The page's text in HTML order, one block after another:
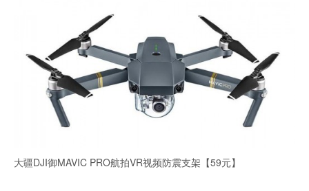
大疆DJI御MAVIC PRO航拍VR视频防震支架【59元】